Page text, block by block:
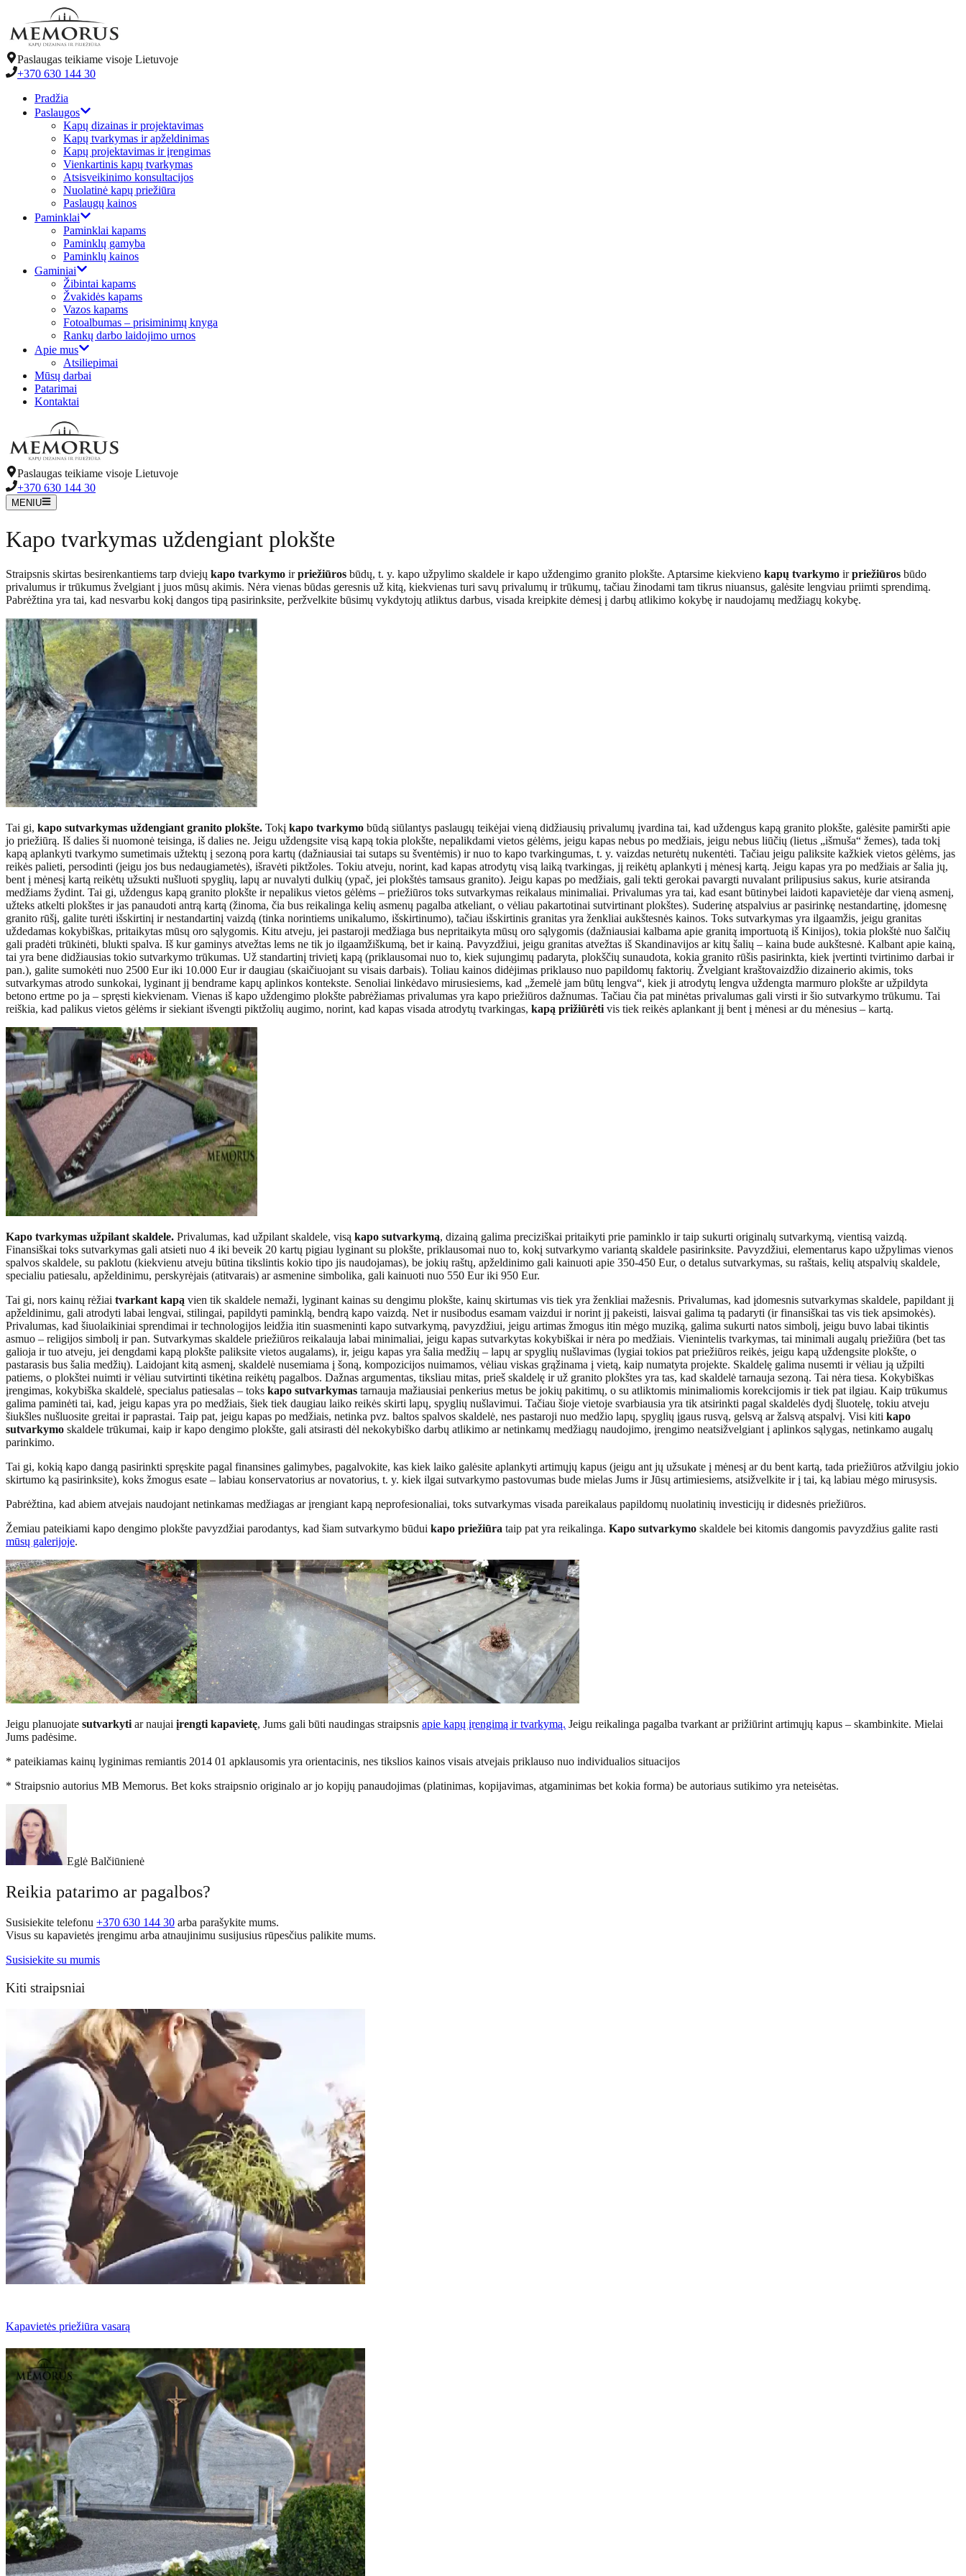
Paslaugas teikiame visoje Lietuvoje
+370 630 144 30
Pradžia
Paslaugos
Kapų dizainas ir projektavimas
Kapų tvarkymas ir apželdinimas
Kapų projektavimas ir įrengimas
Vienkartinis kapų tvarkymas
Atsisveikinimo konsultacijos
Nuolatinė kapų priežiūra
Paslaugų kainos
Paminklai
Paminklai kapams
Paminklų gamyba
Paminklų kainos
Gaminiai
Žibintai kapams
Žvakidės kapams
Vazos kapams
Fotoalbumas – prisiminimų knyga
Rankų darbo laidojimo urnos
Apie mus
Atsiliepimai
Mūsų darbai
Patarimai
Kontaktai
Paslaugas teikiame visoje Lietuvoje
+370 630 144 30
MENIU
Kapo tvarkymas uždengiant plokšte
Straipsnis skirtas besirenkantiems tarp dviejų kapo tvarkymo ir priežiūros būdų, t. y. kapo užpylimo skaldele ir kapo uždengimo granito plokšte. Aptarsime kiekvieno kapų tvarkymo irpriežiūros būdo
privalumus ir trūkumus žvelgiant į juos mūsų akimis. Nėra vienas būdas geresnis už kitą, kiekvienas turi savų privalumų ir trūkumų, tačiau žinodami tam tikrus niuansus, galėsite lengviau priimti sprendimą.
Pabrėžtina yra tai, kad nesvarbu kokį dangos tipą pasirinksite, peržvelkite būsimų vykdytojų atliktus darbus, visada kreipkite dėmesį į darbų atlikimo kokybę ir naudojamų medžiagų kokybę.
Tai gi, kapo sutvarkymas uždengiant granito plokšte. Tokį kapo tvarkymo būdą siūlantys paslaugų teikėjai vieną didžiausių privalumų įvardina tai, kad uždengus kapą granito plokšte, galėsite pamiršti apie
jo priežiūrą. Iš dalies ši nuomonė teisinga, iš dalies ne. Jeigu uždengsite visą kapą tokia plokšte, nepalikdami vietos gėlėms, jeigu kapas nebus po medžiais, jeigu nebus liūčių (lietus „išmuša“ žemes), tada tokį
kapą aplankyti tvarkymo sumetimais užtektų į sezoną pora kartų (dažniausiai tai sutaps su šventėmis) ir nuo to kapo tvarkingumas, t. y. vaizdas neturėtų nukentėti. Tačiau jeigu paliksite kažkiek vietos gėlėms, jas
reikės palieti, persodinti (jeigu jos bus nedaugiametės), išravėti piktžoles. Tokiu atveju, norint, kad kapas atrodytų visą laiką tvarkingas, jį reikėtų aplankyti į mėnesį kartą. Jeigu kapas yra po medžiais ar šalia jų,
bent į mėnesį kartą reikėtų užsukti nušluoti spyglių, lapų ar nuvalyti dulkių (ypač, jei plokštės tamsaus granito). Jeigu kapas po medžiais, gali tekti gerokai pavargti nuvalant prilipusius sakus, kurie atsiranda
medžiams žydint. Tai gi, uždengus kapą granito plokšte ir nepalikus vietos gėlėms – priežiūros toks sutvarkymas reikalaus minimaliai. Privalumas yra tai, kad esant būtinybei laidoti kapavietėje dar vieną asmenį,
užteks atkelti plokštes ir jas panaudoti antrą kartą (žinoma, čia bus reikalinga kelių asmenų pagalba atkeliant, o vėliau pakartotinai sutvirtinant plokštes). Suderinę atspalvius ar pasirinkę nestandartinę, įdomesnę
granito rūšį, galite turėti išskirtinį ir nestandartinį vaizdą (tinka norintiems unikalumo, išskirtinumo), tačiau išskirtinis granitas yra ženkliai aukštesnės kainos. Toks sutvarkymas yra ilgaamžis, jeigu granitas
uždedamas kokybiškas, pritaikytas mūsų oro sąlygomis. Kitu atveju, jei pastaroji medžiaga bus nepritaikyta mūsų oro sąlygomis (dažniausiai kalbama apie granitą importuotą iš Kinijos), tokia plokštė nuo šalčių
gali pradėti trūkinėti, blukti spalva. Iš kur gaminys atvežtas lems ne tik jo ilgaamžiškumą, bet ir kainą. Pavyzdžiui, jeigu granitas atvežtas iš Skandinavijos ar kitų šalių – kaina bude aukštesnė. Kalbant apie kainą,
tai yra bene didžiausias tokio sutvarkymo trūkumas. Už standartinį trivietį kapą (priklausomai nuo to, kiek sujungimų padaryta, plokščių sunaudota, kokia granito rūšis pasirinkta, kiek įvertinti tvirtinimo darbai ir
pan.), galite sumokėti nuo 2500 Eur iki 10.000 Eur ir daugiau (skaičiuojant su visais darbais). Toliau kainos didėjimas priklauso nuo papildomų faktorių. Žvelgiant kraštovaizdžio dizainerio akimis, toks
sutvarkymas atrodo sunkokai, lyginant jį bendrame kapų aplinkos kontekste. Senoliai linkėdavo mirusiesiems, kad „žemelė jam būtų lengva“, kiek ji atrodytų lengva uždengta marmuro plokšte ar užpildyta
betono ertme po ja – spręsti kiekvienam. Vienas iš kapo uždengimo plokšte pabrėžiamas privalumas yra kapo priežiūros dažnumas. Tačiau čia pat minėtas privalumas gali virsti ir šio sutvarkymo trūkumu. Tai
reiškia, kad palikus vietos gėlėms ir siekiant išvengti piktžolių augimo, norint, kad kapas visada atrodytų tvarkingas, kapą prižiūrėti vis tiek reikės aplankant jį bent į mėnesi ar du mėnesius – kartą.
Kapo tvarkymas užpilant skaldele. Privalumas, kad užpilant skaldele, visą kapo sutvarkymą, dizainą galima preciziškai pritaikyti prie paminklo ir taip sukurti originalų sutvarkymą, vientisą vaizdą.
Finansiškai toks sutvarkymas gali atsieti nuo 4 iki beveik 20 kartų pigiau lyginant su plokšte, priklausomai nuo to, kokį sutvarkymo variantą skaldele pasirinksite. Pavyzdžiui, elementarus kapo užpylimas vienos
spalvos skaldele, su paklotu (kiekvienu atveju būtina tikslintis kokio tipo jis naudojamas), be jokių raštų, apželdinimo gali kainuoti apie 350-450 Eur, o detalus sutvarkymas, su raštais, kelių atspalvių skaldele,
specialiu patiesalu, apželdinimu, perskyrėjais (atitvarais) ar asmenine simbolika, gali kainuoti nuo 550 Eur iki 950 Eur.
Tai gi, nors kainų rėžiai tvarkant kapą vien tik skaldele nemaži, lyginant kainas su dengimu plokšte, kainų skirtumas vis tiek yra ženkliai mažesnis. Privalumas, kad įdomesnis sutvarkymas skaldele, papildant jį
apželdinimu, gali atrodyti labai lengvai, stilingai, papildyti paminklą, bendrą kapo vaizdą. Net ir nusibodus esamam vaizdui ir norint jį pakeisti, laisvai galima tą padaryti (ir finansiškai tas vis tiek apsimokės).
Privalumas, kad šiuolaikiniai sprendimai ir technologijos leidžia itin suasmeninti kapo sutvarkymą, pavyzdžiui, jeigu artimas žmogus itin mėgo muziką, galima sukurti natos simbolį, jeigu buvo labai tikintis
asmuo – religijos simbolį ir pan. Sutvarkymas skaldele priežiūros reikalauja labai minimaliai, jeigu kapas sutvarkytas kokybiškai ir nėra po medžiais. Vienintelis tvarkymas, tai minimali augalų priežiūra (bet tas
galioja ir tuo atveju, jei dengdami kapą plokšte paliksite vietos augalams), ir, jeigu kapas yra šalia medžių – lapų ar spyglių nušlavimas (lygiai tokios pat priežiūros reikės, jeigu kapą uždengsite plokšte, o
pastarasis bus šalia medžių). Laidojant kitą asmenį, skaldelė nusemiama į šoną, kompozicijos nuimamos, vėliau viskas grąžinama į vietą, kaip numatyta projekte. Skaldelę galima nusemti ir vėliau ją užpilti
patiems, o plokštei nuimti ir vėliau sutvirtinti tikėtina reikėtų pagalbos. Dažnas argumentas, tiksliau mitas, prieš skaldelę ir už granito plokštes yra tas, kad skaldelė tarnauja sezoną. Tai nėra tiesa. Kokybiškas
įrengimas, kokybiška skaldelė, specialus patiesalas – toks kapo sutvarkymas tarnauja mažiausiai penkerius metus be jokių pakitimų, o su atliktomis minimaliomis korekcijomis ir tiek pat ilgiau. Kaip trūkumus
galima paminėti tai, kad, jeigu kapas yra po medžiais, šiek tiek daugiau laiko reikės skirti lapų, spyglių nušlavimui. Tačiau šioje vietoje svarbiausia yra tik atsirinkti pagal skaldelės dydį šluotelę, tokiu atveju
šiukšles nušluosite greitai ir paprastai. Taip pat, jeigu kapas po medžiais, netinka pvz. baltos spalvos skaldelė, nes pastaroji nuo medžio lapų, spyglių įgaus rusvą, gelsvą ar žalsvą atspalvį. Visi kiti kapo
sutvarkymo skaldele trūkumai, kaip ir kapo dengimo plokšte, gali atsirasti dėl nekokybiško darbų atlikimo ar netinkamų medžiagų naudojimo, įrengimo neatsižvelgiant į aplinkos sąlygas, netinkamo augalų
parinkimo.
Tai gi, kokią kapo dangą pasirinkti spręskite pagal finansines galimybes, pagalvokite, kas kiek laiko galėsite aplankyti artimųjų kapus (jeigu ant jų užsukate į mėnesį ar du bent kartą, tada priežiūros atžvilgiu jokio
skirtumo ką pasirinksite), koks žmogus esate – labiau konservatorius ar novatorius, t. y. kiek ilgai sutvarkymo pastovumas bude mielas Jums ir Jūsų artimiesiems, atsižvelkite ir į tai, ką labiau mėgo mirusysis.
Pabrėžtina, kad abiem atvejais naudojant netinkamas medžiagas ar įrengiant kapą neprofesionaliai, toks sutvarkymas visada pareikalaus papildomų nuolatinių investicijų ir didesnės priežiūros.
Žemiau pateikiami kapo dengimo plokšte pavyzdžiai parodantys, kad šiam sutvarkymo būdui kapo priežiūra taip pat yra reikalinga. Kapo sutvarkymo skaldele bei kitomis dangomis pavyzdžius galite rasti
mūsų galerijoje.
Jeigu planuojate sutvarkyti ar naujai įrengti kapavietę, Jums gali būti naudingas straipsnis apie kapų įrengimą ir tvarkymą. Jeigu reikalinga pagalba tvarkant ar prižiūrint artimųjų kapus – skambinkite. Mielai
Jums padėsime.
* pateikiamas kainų lyginimas remiantis 2014 01 apklausomis yra orientacinis, nes tikslios kainos visais atvejais priklauso nuo individualios situacijos
* Straipsnio autorius MB Memorus. Bet koks straipsnio originalo ar jo kopijų panaudojimas (platinimas, kopijavimas, atgaminimas bet kokia forma) be autoriaus sutikimo yra neteisėtas.
Eglė Balčiūnienė
Reikia patarimo ar pagalbos?
Susisiekite telefonu +370 630 144 30 arba parašykite mums.
Visus su kapavietės įrengimu arba atnaujinimu susijusius rūpesčius palikite mums.
Susisiekite su mumis
Kiti straipsniai
Kapavietės priežiūra vasarą